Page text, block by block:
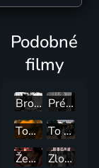
Podobné
filmy
Brouk v hlavě
Prémie
Touha Sherlocka Holmese
To byla svatba, strýčku
Ženu ani květinou neuhodíš
Zločin v šantánu